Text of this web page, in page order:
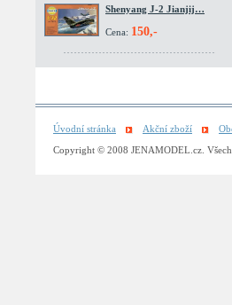
Shenyang J-2 Jianjij…
Cena: 150,-
Úvodní stránka Akční zboží
Copyright © 2008 JENAMODEL.cz.